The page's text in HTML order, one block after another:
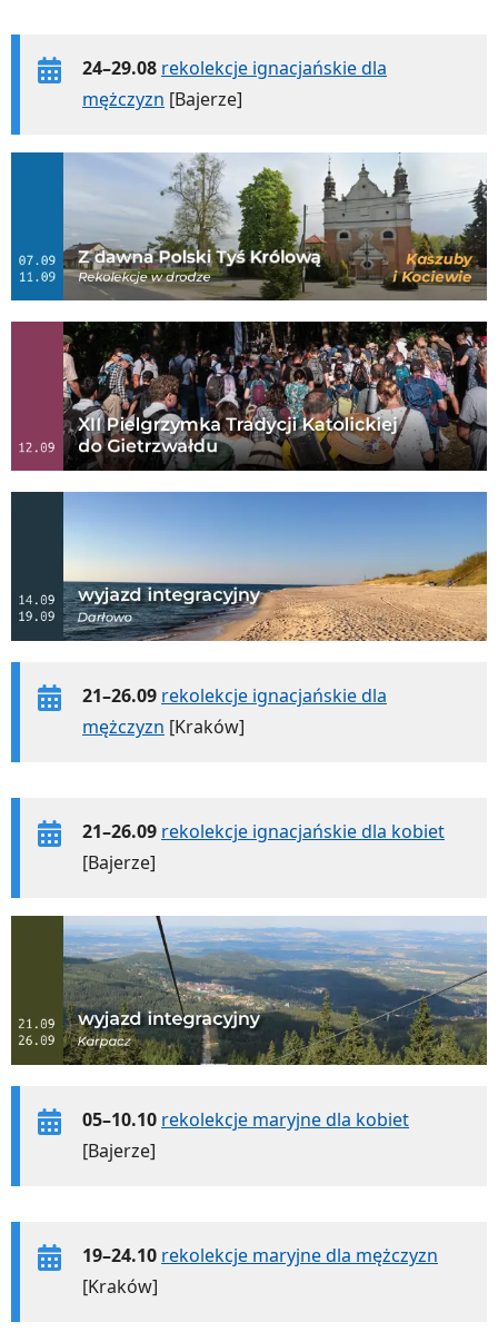
24–29.08 rekolekcje ignacjańskie dla
mężczyzn [Bajerze]
21–26.09 rekolekcje ignacjańskie dla
mężczyzn [Kraków]
21–26.09 rekolekcje ignacjańskie dla kobiet
[Bajerze]
05–10.10 rekolekcje maryjne dla kobiet
[Bajerze]
19–24.10 rekolekcje maryjne dla mężczyzn
[Kraków]